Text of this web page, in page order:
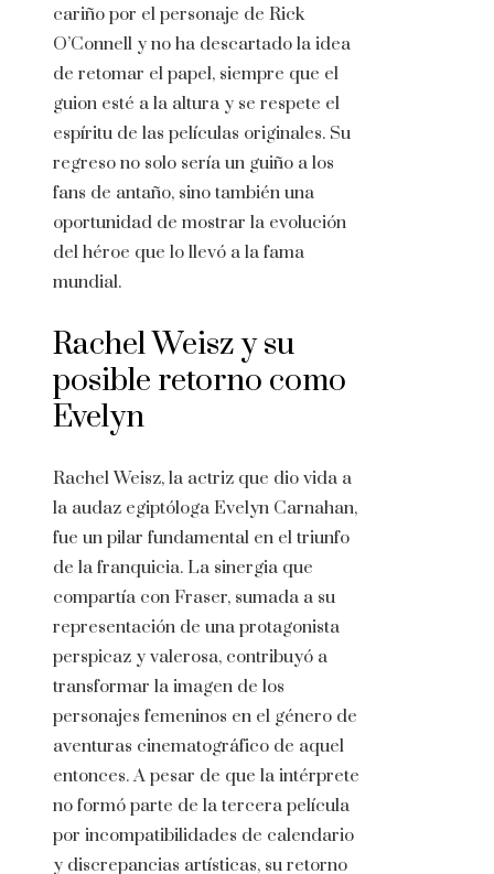
cariño por el personaje de Rick
O’Connell y no ha descartado la idea
de retomar el papel, siempre que el
guion esté a la altura y se respete el
espíritu de las películas originales. Su
regreso no solo sería un guiño a los
fans de antaño, sino también una
oportunidad de mostrar la evolución
del héroe que lo llevó a la fama
mundial.
Rachel Weisz y su
posible retorno como
Evelyn
Rachel Weisz, la actriz que dio vida a
la audaz egiptóloga Evelyn Carnahan,
fue un pilar fundamental en el triunfo
de la franquicia. La sinergia que
compartía con Fraser, sumada a su
representación de una protagonista
perspicaz y valerosa, contribuyó a
transformar la imagen de los
personajes femeninos en el género de
aventuras cinematográfico de aquel
entonces. A pesar de que la intérprete
no formó parte de la tercera película
por incompatibilidades de calendario
y discrepancias artísticas, su retorno